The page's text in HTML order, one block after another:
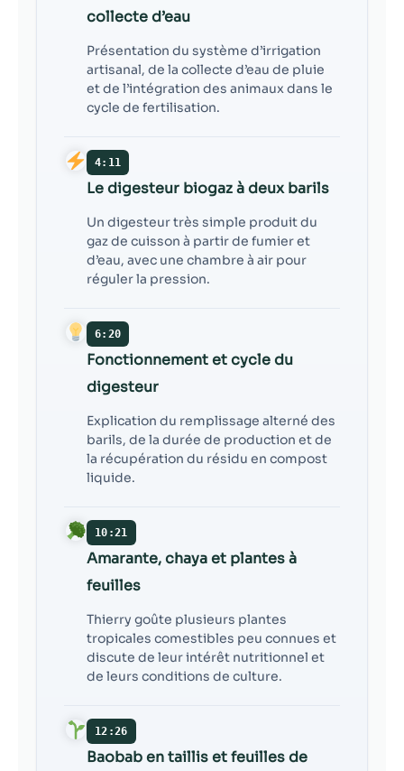
collecte d’eau
Présentation du système d’irrigation
artisanal, de la collecte d’eau de pluie
et de l’intégration des animaux dans le
cycle de fertilisation.
4:11
Le digesteur biogaz à deux barils
Un digesteur très simple produit du
gaz de cuisson à partir de fumier et
d’eau, avec une chambre à air pour
réguler la pression.
6:20
Fonctionnement et cycle du
digesteur
Explication du remplissage alterné des
barils, de la durée de production et de
la récupération du résidu en compost
liquide.
10:21
Amarante, chaya et plantes à
feuilles
Thierry goûte plusieurs plantes
tropicales comestibles peu connues et
discute de leur intérêt nutritionnel et
de leurs conditions de culture.
12:26
Baobab en taillis et feuilles de